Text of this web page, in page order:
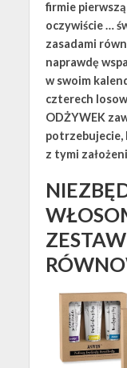
firmie
oczywiście …
zasadami
naprawdę
w swoim
czterech
ODŻYWEK
potrzebujecie,
z tymi